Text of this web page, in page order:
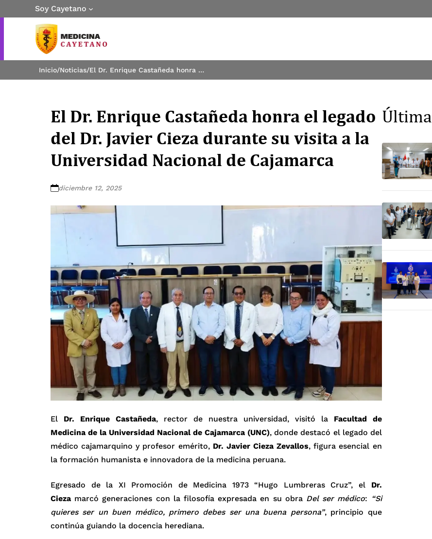
Soy Cayetano
Inicio/Noticias/ El Dr. Enrique Castañeda honra el legado del Dr. Javier Cieza durante su visita a la Universidad Nacional de Cajamarca
El Dr. Enrique Castañeda honra el legado
del Dr. Javier Cieza durante su visita a la
Universidad Nacional de Cajamarca
diciembre 12, 2025
El Dr. Enrique Castañeda, rector de nuestra universidad, visitó la Facultad de
Medicina de la Universidad Nacional de Cajamarca (UNC), donde destacó el legado del
médico cajamarquino y profesor emérito, Dr. Javier Cieza Zevallos, figura esencial en
la formación humanista e innovadora de la medicina peruana.
Egresado de la XI Promoción de Medicina 1973 “Hugo Lumbreras Cruz”, el Dr.
Cieza marcó generaciones con la filosofía expresada en su obra Del ser médico: “Si
quieres ser un buen médico, primero debes ser una buena persona”, principio que
continúa guiando la docencia herediana.